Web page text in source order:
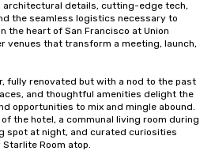
details, cutting-edge tech,
the seamless logistics necessary to
the heart of San Francisco at Union
venues that transform a meeting, launch,
fully renovated but with a nod to the past
and thoughtful amenities delight the
opportunities to mix and mingle abound.
the hotel, a communal living room during
spot at night, and curated curiosities
Room atop.